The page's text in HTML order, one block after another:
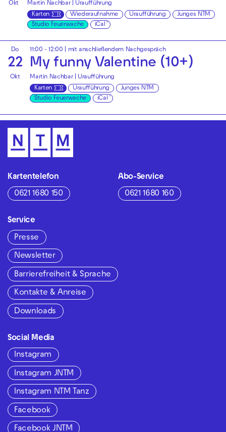
Okt
Martin Nachbar | Uraufführung
Karten
Wiederaufnahme Uraufführung
Junges NTM
Studio Feuerwache
iCal
Do
22
Okt
11:00 - 12:00 | mit anschließendem Nachgespräch
My funny Valentine (10+)
Martin Nachbar | Uraufführung
Karten
Uraufführung
Junges NTM
Studio Feuerwache
iCal
Kartentelefon
0621 1680 150
Abo-Service
0621 1680 160
Service
Presse
Newsletter
Barrierefreiheit & Sprache
Kontakte & Anreise
Downloads
Social Media
Instagram
Instagram JNTM
Instagram NTM Tanz
Facebook
Facebook JNTM